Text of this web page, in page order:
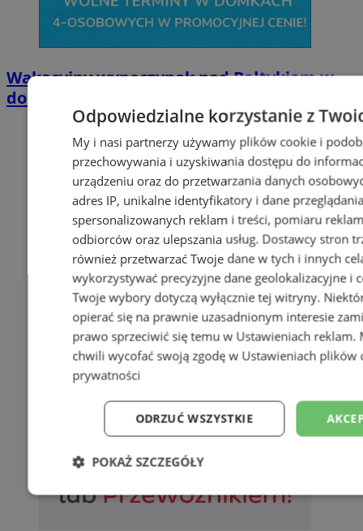
Wakacyjny wypoczynek nad Bałtykiem w
domkach Szmaragdowe Morze
Odpowiedzialne korzystanie z
My i nasi partnerzy używamy plików cookie i
przechowywania i uzyskiwania dostępu do
urządzeniu oraz do przetwarzania danych
adres IP, unikalne identyfikatory i dane
spersonalizowanych reklam i treści, pomiaru
odbiorców oraz ulepszania usług. Dostawcy stron
również przetwarzać Twoje dane w tych i innych
wykorzystywać precyzyjne dane geolokalizacyjne i
Twoje wybory dotyczą wyłącznie tej witryny.
opierać się na prawnie uzasadnionym interesie
prawo sprzeciwić się temu w Ustawieniach reklam.
chwili wycofać swoją zgodę w Ustawieniach plików
prywatności
ODRZUĆ WSZYSTKIE
POKAŻ SZCZEGÓŁY
Niezbędne Wydajność